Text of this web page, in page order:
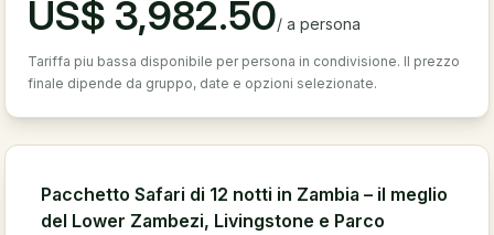
US$ 3,982.50/a persona
Tariffa piu bassa disponibile per persona in condivisione. Il prezzo
finale dipende da gruppo, date e opzioni selezionate.
Pacchetto Safari di 12 notti in Zambia – il meglio
del Lower Zambezi, Livingstone e Parco